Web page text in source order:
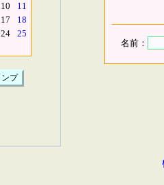
10
11
17
18
24
25
名前：